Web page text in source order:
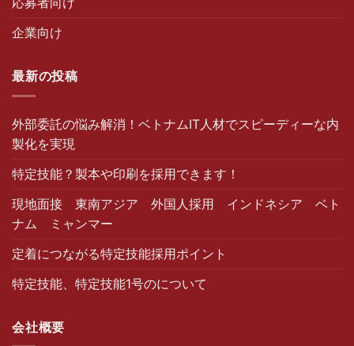
企業向け
最新の投稿
外部委託の悩み解消！ベトナムIT人材でスピーディーな内
製化を実現
特定技能？製本や印刷を採用できます！
現地面接 東南アジア 外国人採用 インドネシア ベト
ナム ミャンマー
定着につながる特定技能採用ポイント
特定技能、特定技能1号のについて
会社概要